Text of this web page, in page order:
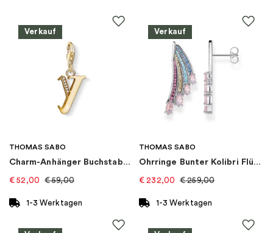
Steine :
Kategorie:
Verkauf
THOMAS SABO
Charm-Anhänger Buchstabe Y Gold
€ 52,00 €59,00
1-3 Werktagen
Verkauf
THOMAS SABO
Ohrringe Bunter Kolibri Flügel Silber
€ 232,00 €259,00
1-3 Werktagen